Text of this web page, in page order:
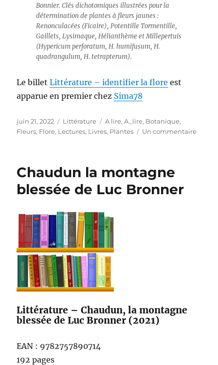
Bonnier. Clés dichotomiques illustrées pour la
détermination de plantes à fleurs jaunes :
Renonculacées (Ficaire), Potentille Tormentille,
Gaillets, Lysimaque, Hélianthème et Millepertuis
(Hypericum perforatum, H. humifusum, H.
quadrangulum, H. tetrapterum).
Le billetLittérature – identifier la flore est
apparue en premier chez Sima78
Publié
le
juin 21, 2022 Catégories
Littérature Étiquettes
A lire,A_lire, Botanique,
Fleurs, Flore, Lectures, Livres, Plantes Un commentairesur
Chaudun la montagne
blessée de Luc Bronner
Littérature – Chaudun, la montagne
blessée de Luc Bronner (2021)
EAN : 9782757890714
192 pages